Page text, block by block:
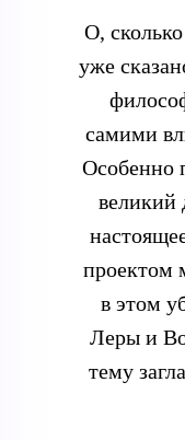
О,
уже
самими
Особенно
великий
проектом
в этом
Леры и
тему